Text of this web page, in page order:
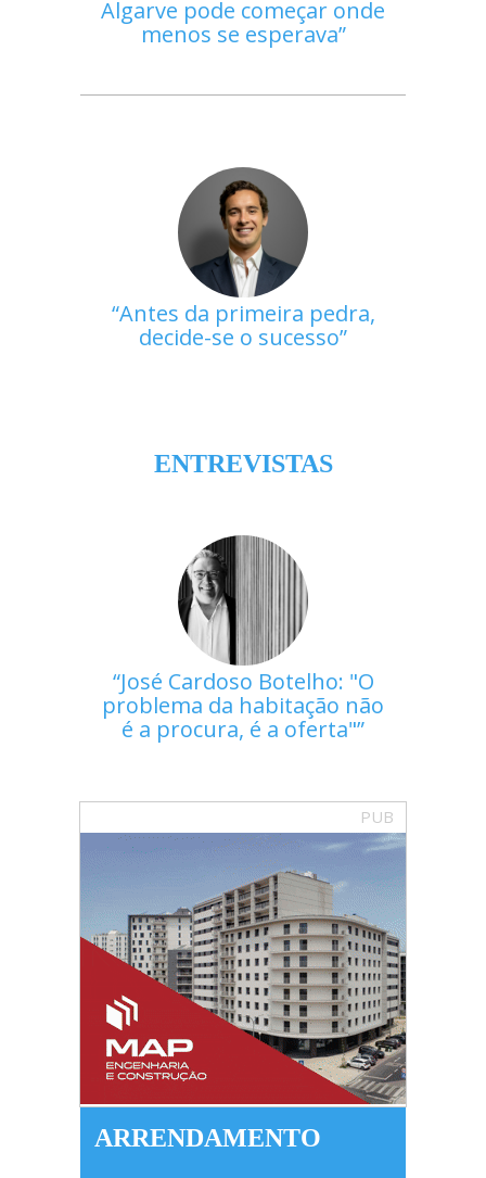
Algarve pode começar onde
menos se esperava
Antes da primeira pedra,
decide-se o sucesso
ENTREVISTAS
José Cardoso Botelho: "O
problema da habitação não
é a procura, é a oferta"
PUB
ARRENDAMENTO